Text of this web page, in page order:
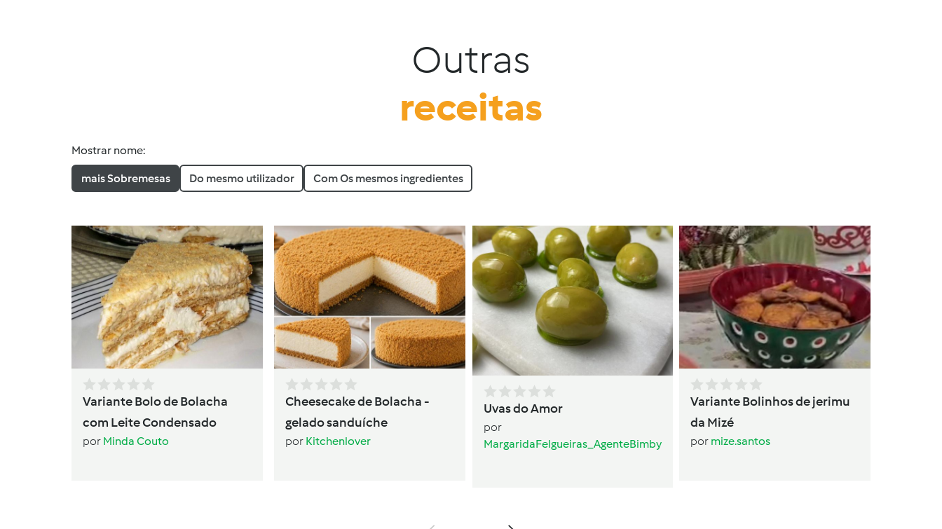
Outras
receitas
Mostrar nome:
mais Sobremesas Do mesmo utilizador Com Os mesmos ingredientes
Variante Bolo de Bolacha
com Leite Condensado
por Minda Couto
Cheesecake de Bolacha -
gelado sanduíche
por Kitchenlover
Uvas do Amor
por
MargaridaFelgueiras_AgenteBimby
Variante Bolinhos de jerimu
da Mizé
por mize.santos